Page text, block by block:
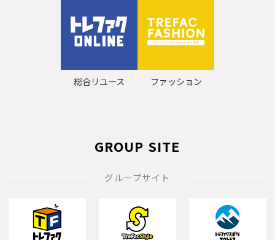
総合リユース ファッション
GROUP SITE
グループサイト